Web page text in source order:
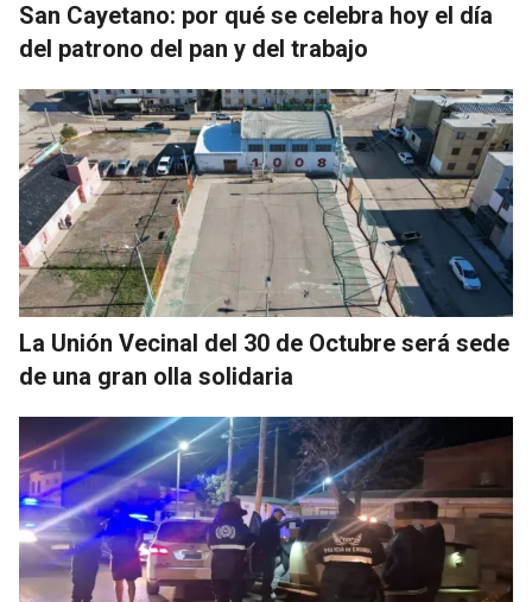
San Cayetano: por qué se celebra hoy el día
del patrono del pan y del trabajo
La Unión Vecinal del 30 de Octubre será sede
de una gran olla solidaria